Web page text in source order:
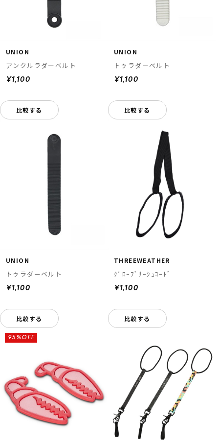
UNION
アンクルラダーベルト
¥1,100
比較する
UNION
トゥラダーベルト
¥1,100
比較する
UNION
トゥラダーベルト
¥1,100
比較する
THREEWEATHER
ｸﾞﾛｰﾌﾞﾘｰｼｭｺｰﾄﾞ
¥1,100
比較する
95%OFF